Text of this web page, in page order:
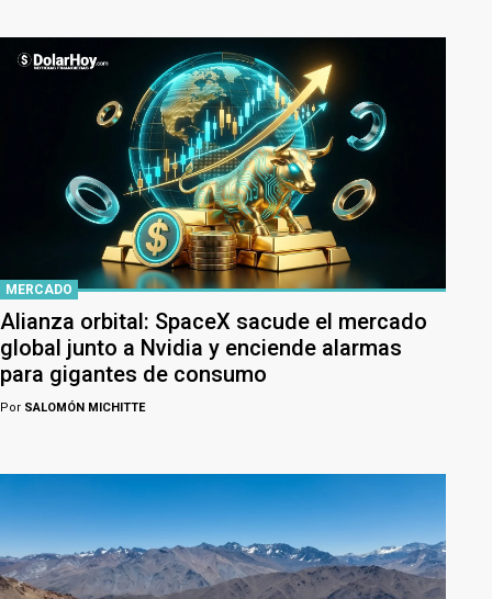
MERCADO
Alianza orbital: SpaceX sacude el mercado
global junto a Nvidia y enciende alarmas
para gigantes de consumo
Por SALOMÓN MICHITTE